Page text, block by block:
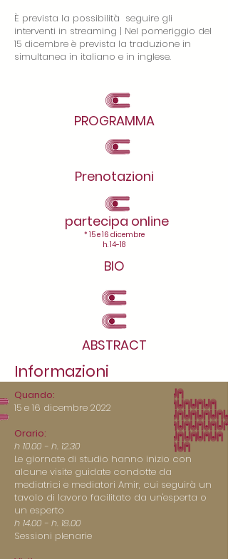
È prevista la possibilità seguire gli
interventi in streaming | Nel pomeriggio del
15 dicembre è prevista la traduzione in
simultanea in italiano e in inglese.
PROGRAMMA
Prenotazioni
partecipa online
* 15 e 16 dicembre
h. 14-18
BIO
ABSTRACT
Informazioni
Quando:
15 e 16 dicembre 2022
Orario:
h 10.00 - h. 12.30
Le giornate di studio hanno inizio con
alcune visite guidate condotte da
mediatrici e mediatori Amir, cui seguirà un
tavolo di lavoro facilitato da un'esperta o
un esperto
h 14.00 - h. 18.00
Sessioni plenarie